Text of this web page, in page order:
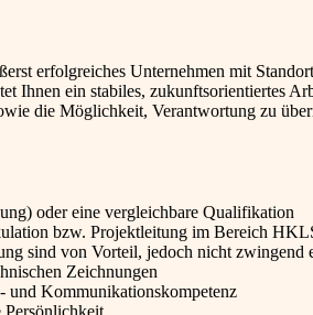
erfolgreiches Unternehmen mit
Ihnen ein stabiles, zukunftsorientiertes
die Möglichkeit, Verantwortung zu
oder eine vergleichbare Qualifikation
bzw. Projektleitung im Bereich
sind von Vorteil, jedoch nicht zwingend
Zeichnungen
und Kommunikationskompetenz
Persönlichkeit